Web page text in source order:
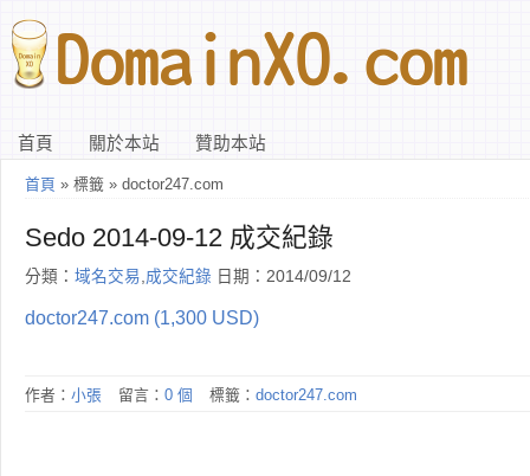
首頁 關於本站 贊助本站
首頁 » 標籤 » doctor247.com
Sedo 2014-09-12 成交紀錄
分類： 域名交易,成交紀錄 日期：2014/09/12
doctor247.com (1,300 USD)
作者： 小張 留言： 0 個 標籤： doctor247.com